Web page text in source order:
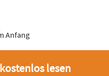
Anfang
lesen